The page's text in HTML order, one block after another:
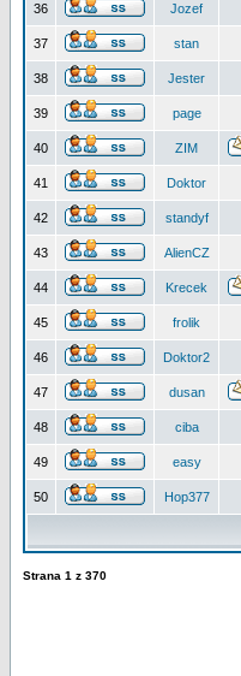
36 Jozef
37 stan
38 Jester
39 page
40 ZIM
41 Doktor
42 standyf
43 AlienCZ
44 Krecek
45 frolik
46 Doktor2
47 dusan
48 ciba
49 easy
50 Hop377
Strana 1 z 370